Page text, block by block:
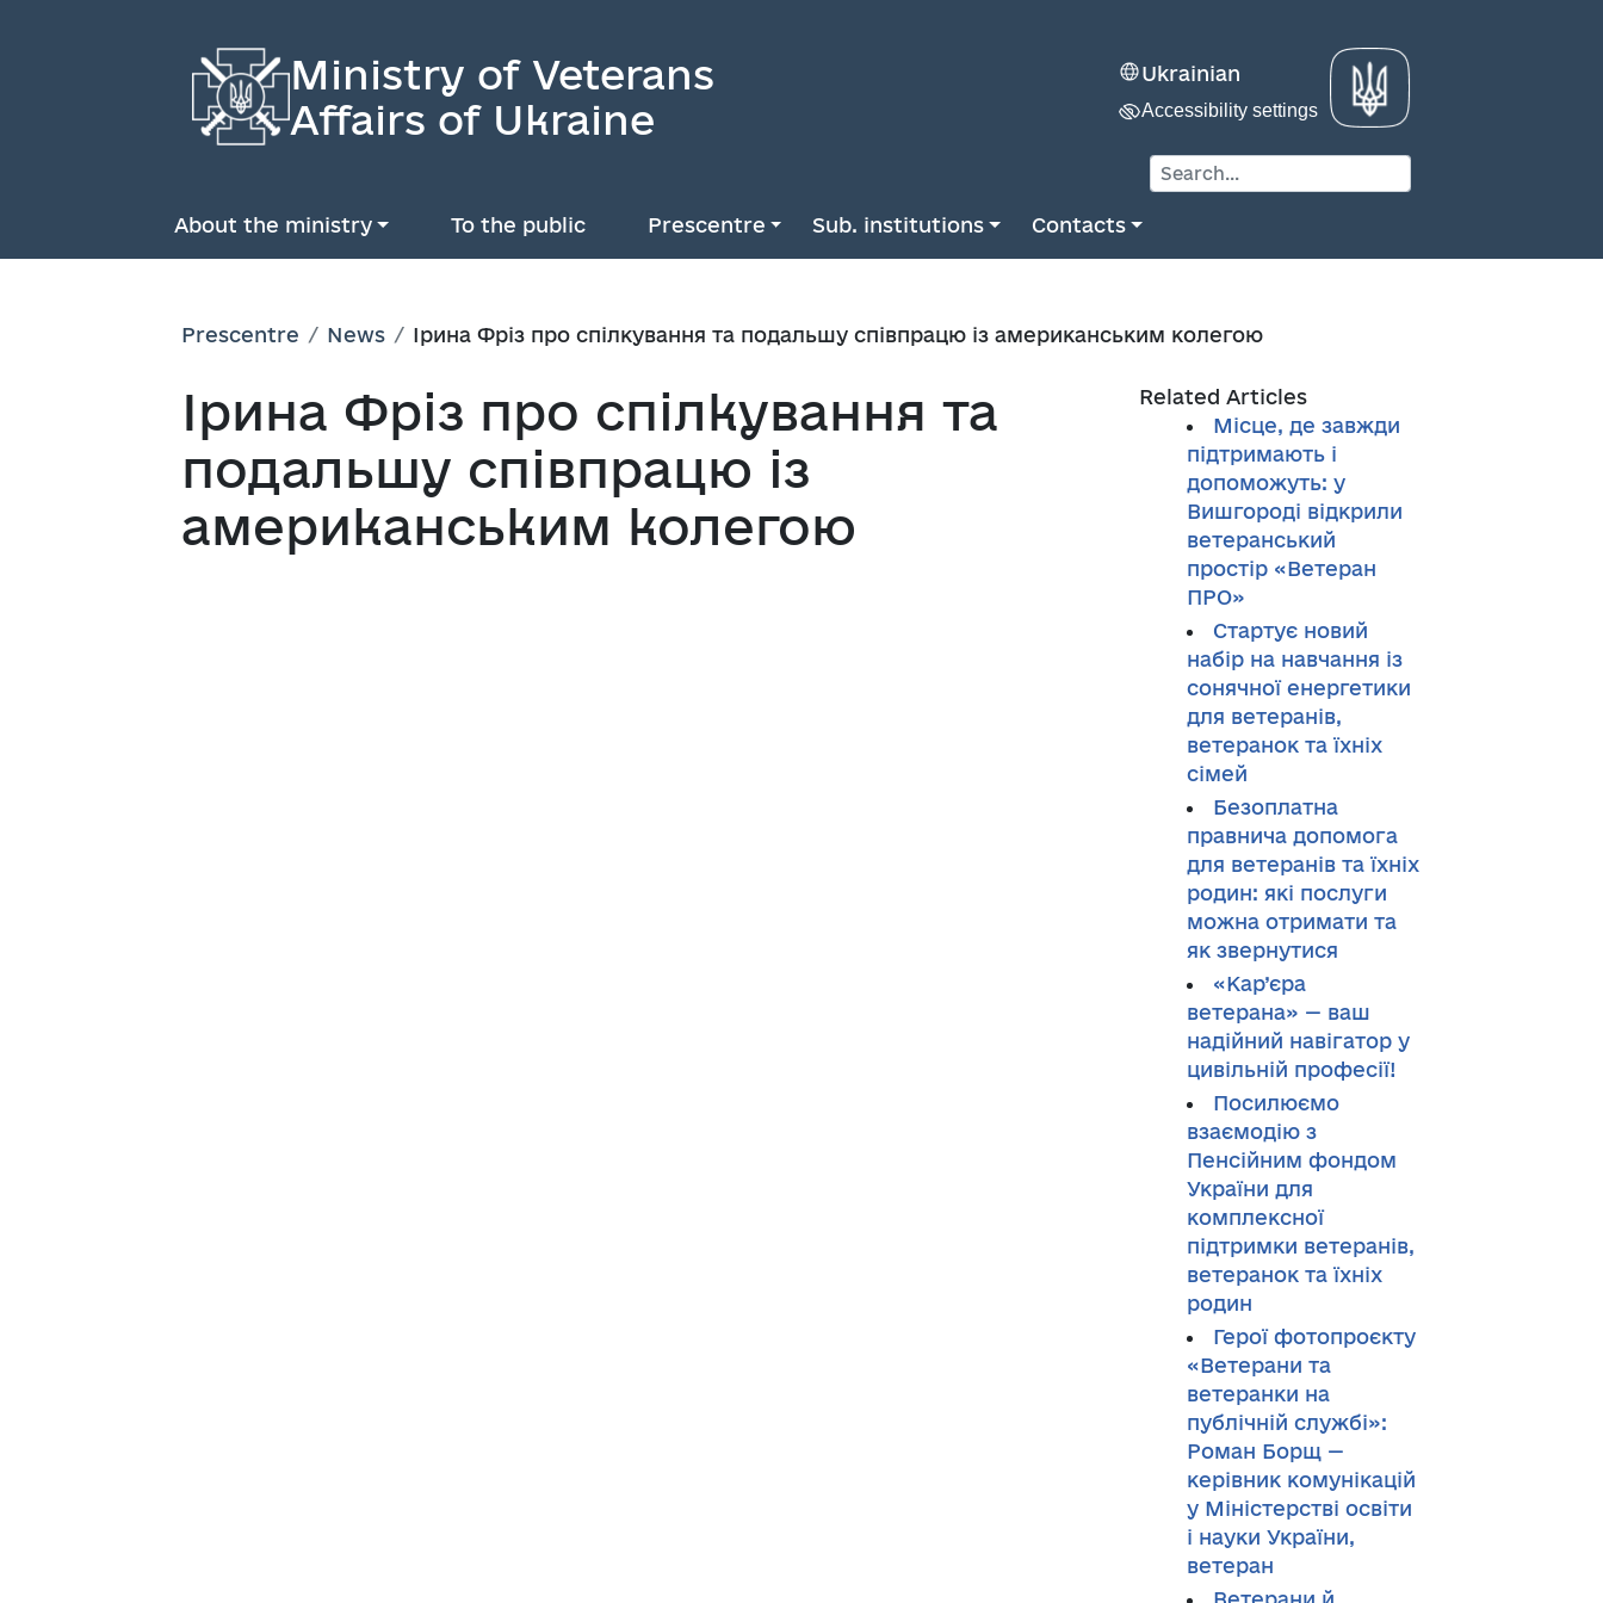
Ministry of Veterans
Affairs of Ukraine
Ukrainian
Accessibility settings
About the ministry To the public Prescentre Sub. institutions Contacts
Prescentre News Ірина Фріз про спілкування та подальшу співпрацю із американським колегою
Ірина Фріз про спілкування та
подальшу співпрацю із
американським колегою
Related Articles
Місце, де завжди
підтримають і
допоможуть: у
Вишгороді відкрили
ветеранський
простір «Ветеран
ПРО»
Стартує новий
набір на навчання із
сонячної енергетики
для ветеранів,
ветеранок та їхніх
сімей
Безоплатна
правнича допомога
для ветеранів та їхніх
родин: які послуги
можна отримати та
як звернутися
«Кар’єра
ветерана» — ваш
надійний навігатор у
цивільній професії!
Посилюємо
взаємодію з
Пенсійним фондом
України для
комплексної
підтримки ветеранів,
ветеранок та їхніх
родин
Герої фотопроєкту
«Ветерани та
ветеранки на
публічній службі»:
Роман Борщ —
керівник комунікацій
у Міністерстві освіти
і науки України,
ветеран